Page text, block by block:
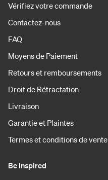
Vérifiez votre commande
Contactez-nous
FAQ
Moyens de Paiement
Retours et remboursements
Droit de Rétractation
Livraison
Garantie et Plaintes
Termes et conditions de vente
Be Inspired